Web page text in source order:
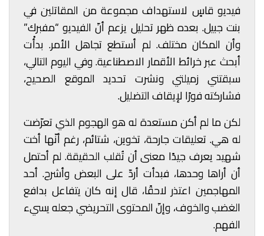
فيديو قاسٍ لاستهداف مجموعة من المقاتلين في
بنت جبيل. بعده ظهر تحليل يزعم أنّ الفيديو “مفبرك”
وأن المكان مختلف. لم أستطع تجاهل الأمر. بدأْت
أبحث عبر خرائط الأقمار الاصطناعية. وفي اليوم التالي،
سبقتني زميلتي ونشرت تحديد الموقع الصحيح،
فشاركته فورًا لإيقاف التضليل.
لكن ما لم أكن مستعدة له هو الهجوم الذي تعرّضت
له هي. تعليقات جارحة، تخوين، شتائم، رغم أنّها أخت
شهيد يعرف جيدًا معنى أن تُقلب الحقيقة. لم أحتمل
أن أراها وحدها، فبدأت أردّ على البعض وأشرح. أحد
المهاجمين اعتذر لاحقًا، قال إنه كان يتفاعل بدافع
الغضب والخوف، وإنّ المحتوى التحريضي جعله يسيء
الفهم.